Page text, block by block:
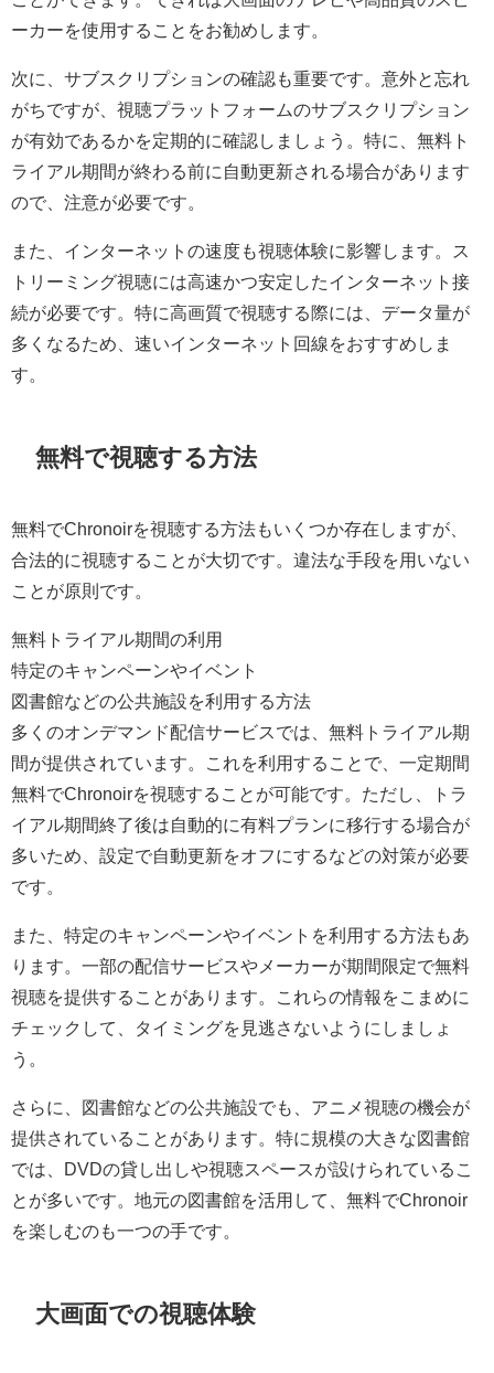
ーカーを使用することをお勧めします。
次に、サブスクリプションの確認も重要です。意外と忘れ
がちですが、視聴プラットフォームのサブスクリプション
が有効であるかを定期的に確認しましょう。特に、無料ト
ライアル期間が終わる前に自動更新される場合があります
ので、注意が必要です。
また、インターネットの速度も視聴体験に影響します。ス
トリーミング視聴には高速かつ安定したインターネット接
続が必要です。特に高画質で視聴する際には、データ量が
多くなるため、速いインターネット回線をおすすめしま
す。
無料で視聴する方法
無料でChronoirを視聴する方法もいくつか存在しますが、
合法的に視聴することが大切です。違法な手段を用いない
ことが原則です。
無料トライアル期間の利用
特定のキャンペーンやイベント
図書館などの公共施設を利用する方法
多くのオンデマンド配信サービスでは、無料トライアル期
間が提供されています。これを利用することで、一定期間
無料でChronoirを視聴することが可能です。ただし、トラ
イアル期間終了後は自動的に有料プランに移行する場合が
多いため、設定で自動更新をオフにするなどの対策が必要
です。
また、特定のキャンペーンやイベントを利用する方法もあ
ります。一部の配信サービスやメーカーが期間限定で無料
視聴を提供することがあります。これらの情報をこまめに
チェックして、タイミングを見逃さないようにしましょ
う。
さらに、図書館などの公共施設でも、アニメ視聴の機会が
提供されていることがあります。特に規模の大きな図書館
では、DVDの貸し出しや視聴スペースが設けられているこ
とが多いです。地元の図書館を活用して、無料でChronoir
を楽しむのも一つの手です。
大画面での視聴体験